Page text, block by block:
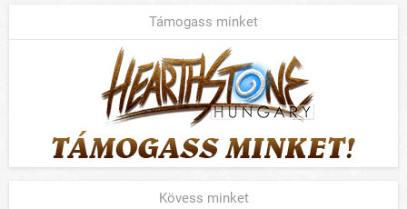
Támogass minket
Kövess minket